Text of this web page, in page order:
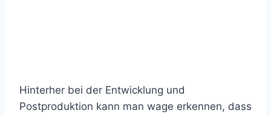
Hinterher bei der Entwicklung und
Postproduktion kann man wage erkennen, dass